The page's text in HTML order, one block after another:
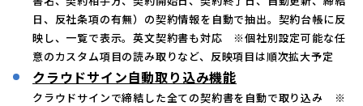
日、反社条項の有無）の契約情報を自動で抽出。契約台帳に反
映し、一覧で表示。英文契約書も対応 ※個社別設定可能な任
意のカスタム項目の読み取りなど、反映項目は順次拡大予定
クラウドサイン自動取り込み機能
クラウドサインで締結した全ての契約書を自動で取り込み ※